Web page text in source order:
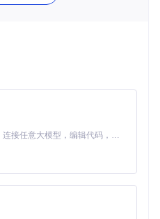
和 minilogue xd 多引
模式，涵盖经典波形到复杂物
让声音随时间和控制信号自由
得调整好初始参数，以确保最
项目维护者已经提供了详细的
Claude Code 的开源替代方案。连接任意大模型，编辑代码，运行命令，自动验证 — 全自动执行。用 Rust 构建，极致性能。 ｜ An open-source alternative to Claude Code. Connect any LLM, edit code, run commands, and verify changes — autonomously. Built in Rust for speed. Get Started